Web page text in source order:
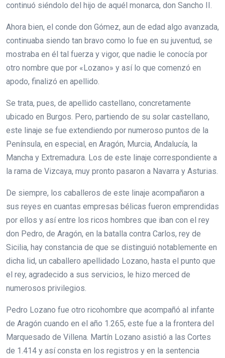
continuó siéndolo del hijo de aquél monarca, don Sancho II.
Ahora bien, el conde don Gómez, aun de edad algo avanzada,
continuaba siendo tan bravo como lo fue en su juventud, se
mostraba en él tal fuerza y vigor, que nadie le conocía por
otro nombre que por «Lozano» y así lo que comenzó en
apodo, finalizó en apellido.
Se trata, pues, de apellido castellano, concretamente
ubicado en Burgos. Pero, partiendo de su solar castellano,
este linaje se fue extendiendo por numeroso puntos de la
Península, en especial, en Aragón, Murcia, Andalucía, la
Mancha y Extremadura. Los de este linaje correspondiente a
la rama de Vizcaya, muy pronto pasaron a Navarra y Asturias.
De siempre, los caballeros de este linaje acompañaron a
sus reyes en cuantas empresas bélicas fueron emprendidas
por ellos y así entre los ricos hombres que iban con el rey
don Pedro, de Aragón, en la batalla contra Carlos, rey de
Sicilia, hay constancia de que se distinguió notablemente en
dicha lid, un caballero apellidado Lozano, hasta el punto que
el rey, agradecido a sus servicios, le hizo merced de
numerosos privilegios.
Pedro Lozano fue otro ricohombre que acompañó al infante
de Aragón cuando en el año 1.265, este fue a la frontera del
Marquesado de Villena. Martín Lozano asistió a las Cortes
de 1.414 y así consta en los registros y en la sentencia